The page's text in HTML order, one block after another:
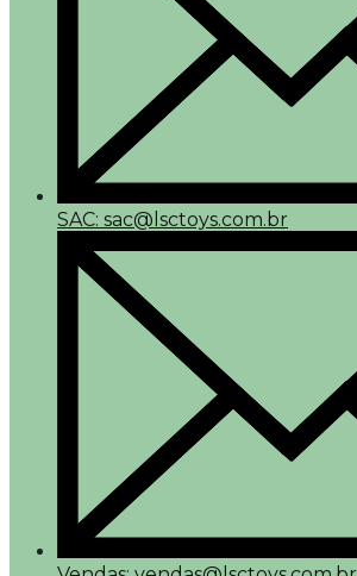
SAC: sac@lsctoys.com.br